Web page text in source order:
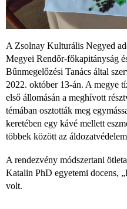
A Zsolnay Kulturális Negyed
Megyei Rendőr-főkapitányság
Bűnmegelőzési Tanács által
2022. október 13-án. A megye
első állomásán a meghívott
témában osztották meg
keretében egy kávé mellett
többek között az
A rendezvény módszertani
Katalin PhD egyetemi docens,
volt.